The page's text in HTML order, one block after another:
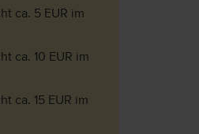
ca. 5 EUR im
ca. 10 EUR im
ca. 15 EUR im